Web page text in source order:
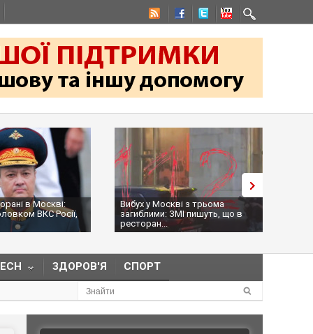
Москві:
ВКС Росії,
Вибух у Москві з трьома
загиблими: ЗМІ пишуть, що в
ресторан...
На
ЗДОРОВ'Я СПОРТ